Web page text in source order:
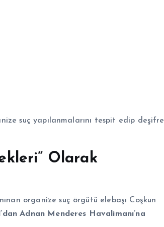
suç yapılanmalarını tespit edip deşifre
Olarak
organize suç örgütü elebaşı Coşkun
Adnan Menderes Havalimanı’na